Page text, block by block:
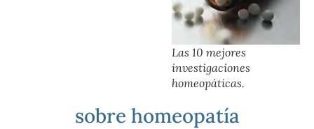
Las 10 mejores
investigaciones
homeopáticas.
sobre homeopatía